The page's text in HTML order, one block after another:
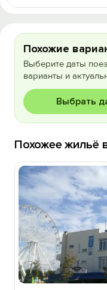
Похожие
Выберите даты
варианты и
Выбрать
Похожее жильё